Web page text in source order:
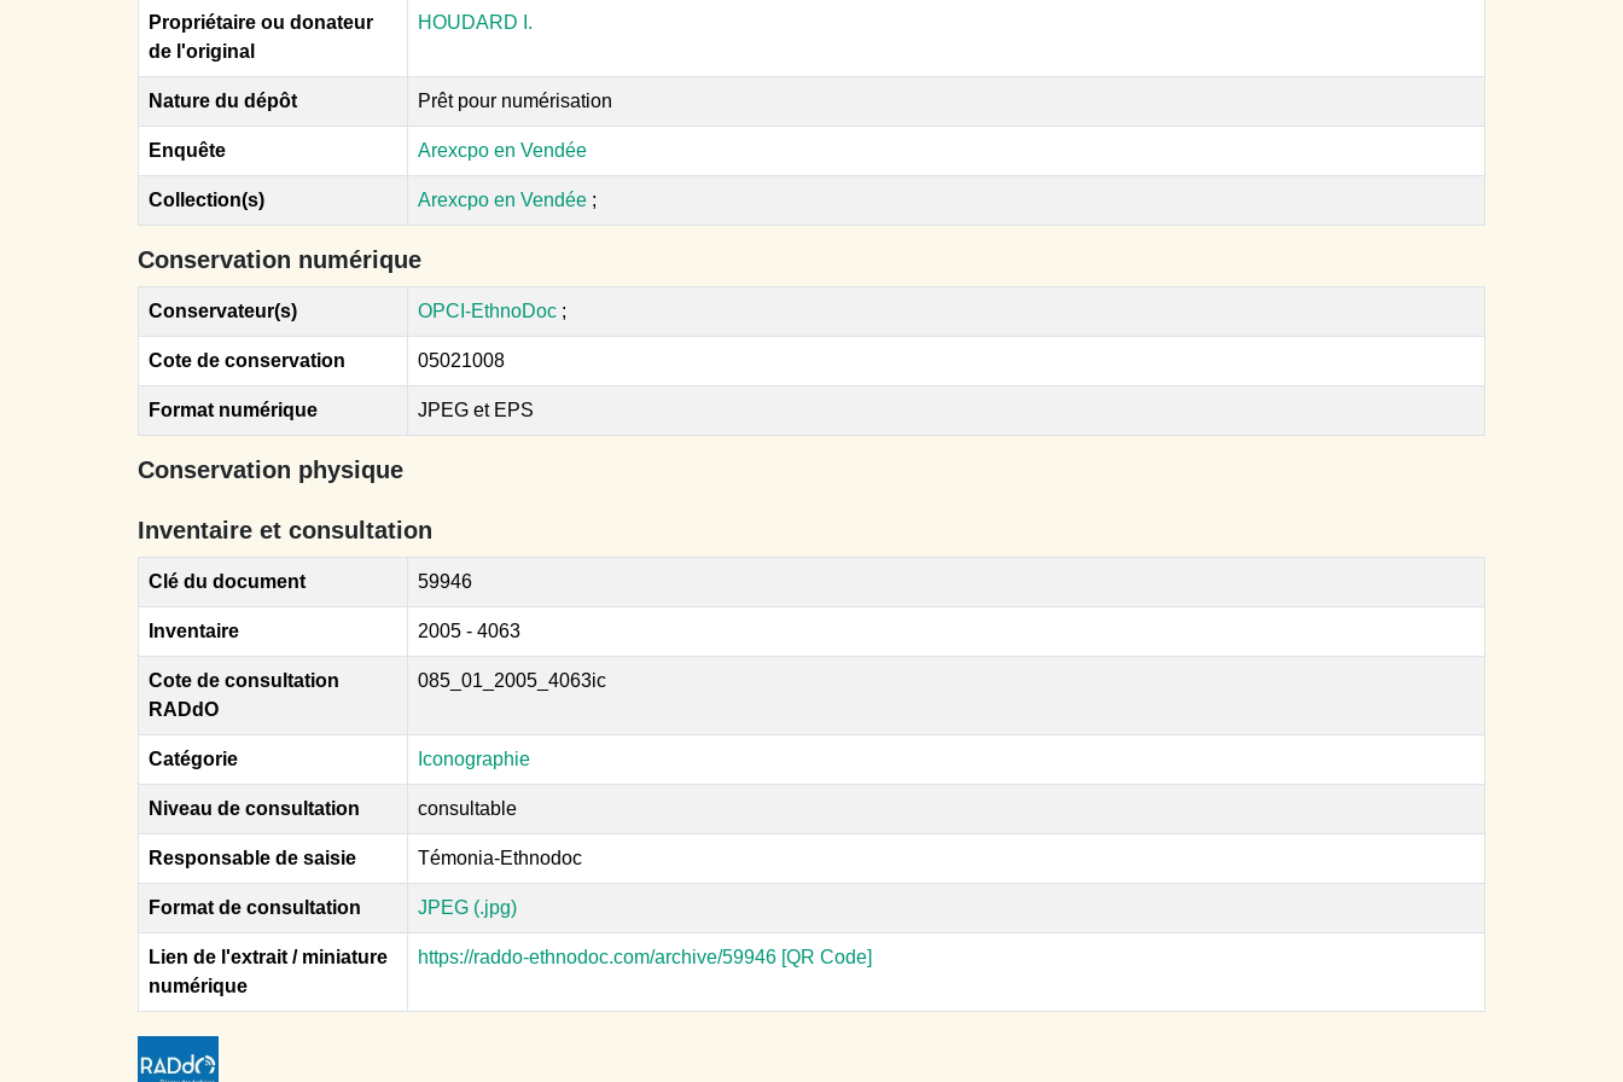
Propriétaire ou donateur
de l'original
HOUDARD I.
Nature du dépôt Prêt pour numérisation
Enquête Arexcpo en Vendée
Collection(s) Arexcpo en Vendée ;
Conservation numérique
Conservateur(s) OPCI-EthnoDoc ;
Cote de conservation 05021008
Format numérique JPEG et EPS
Conservation physique
Inventaire et consultation
Clé du document 59946
Inventaire 2005 - 4063
Cote de consultation
RADdO
085_01_2005_4063ic
Catégorie Iconographie
Niveau de consultation consultable
Responsable de saisie Témonia-Ethnodoc
Format de consultation JPEG (.jpg)
Lien de l'extrait / miniature
numérique
https://raddo-ethnodoc.com/archive/59946 [QR Code]